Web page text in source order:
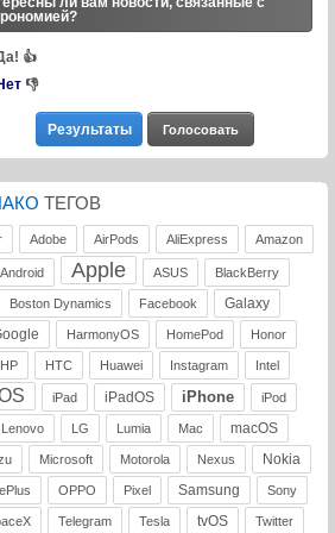
👍
👎
ТЕГОВ
Adobe AirPods AliExpress Amazon
Android Apple ASUS BlackBerry
Boston Dynamics Facebook
Galaxy
HarmonyOS HomePod Honor
HP HTC Huawei Instagram Intel
iPad iPadOS iPhone iPod
Lenovo LG Lumia Mac macOS
Microsoft Motorola Nexus Nokia
OPPO Pixel Samsung Sony
Telegram Tesla tvOS Twitter